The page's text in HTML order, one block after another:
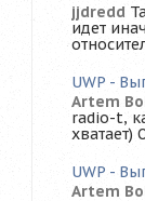
jjdredd
идет
UWP -
Artem
radio-t,
хватает)
UWP -
Artem